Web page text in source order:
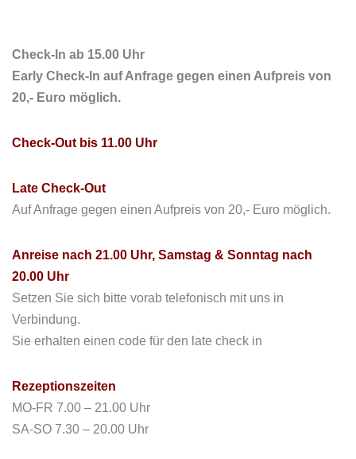
Check-In ab 15.00 Uhr
Early Check-In auf Anfrage gegen einen Aufpreis von
20,- Euro möglich.
Check-Out bis 11.00 Uhr
Late Check-Out
Auf Anfrage gegen einen Aufpreis von 20,- Euro möglich.
Anreise nach 21.00 Uhr, Samstag & Sonntag nach
20.00 Uhr
Setzen Sie sich bitte vorab telefonisch mit uns in
Verbindung.
Sie erhalten einen code für den late check in
Rezeptionszeiten
MO-FR 7.00 – 21.00 Uhr
SA-SO 7.30 – 20.00 Uhr